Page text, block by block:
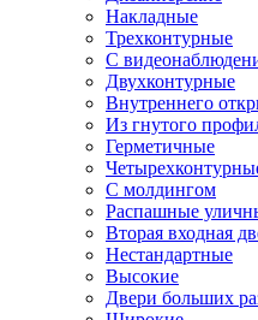
Накладные
Трехконтурные
С
Двухконтурные
Внутреннего
Из гнутого
Герметичные
С молдингом
Распашные
Вторая входная
Нестандартные
Высокие
Двери больших